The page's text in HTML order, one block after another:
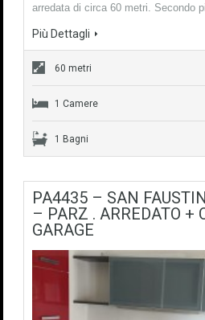
arredata di circa 60 metri. Secondo
Più Dettagli
60 metri
1 Camere
1 Bagni
PA4435 – SAN
– PARZ . ARREDATO +
GARAGE